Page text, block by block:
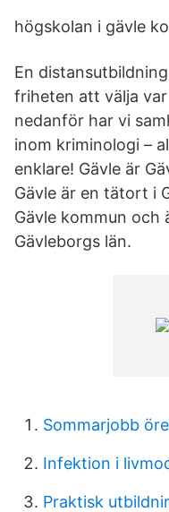
högskolan i gävle
En
friheten att välja
nedanför har vi
inom kriminologi –
enklare! Gävle är
Gävle är en tätort i
Gävle kommun och
Gävleborgs län.
Sommarjobb
Infektion i
Praktisk